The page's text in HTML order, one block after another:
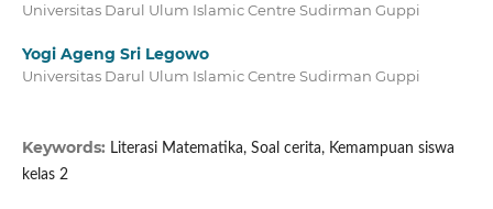
Universitas Darul Ulum Islamic Centre Sudirman Guppi
Yogi Ageng Sri Legowo
Universitas Darul Ulum Islamic Centre Sudirman Guppi
Keywords: Literasi Matematika, Soal cerita, Kemampuan siswa
kelas 2